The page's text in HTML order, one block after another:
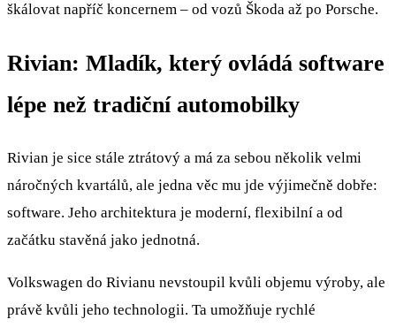
škálovat napříč koncernem – od vozů Škoda až po Porsche.
Rivian: Mladík, který ovládá software
lépe než tradiční automobilky
Rivian je sice stále ztrátový a má za sebou několik velmi
náročných kvartálů, ale jedna věc mu jde výjimečně dobře:
software. Jeho architektura je moderní, flexibilní a od
začátku stavěná jako jednotná.
Volkswagen do Rivianu nevstoupil kvůli objemu výroby, ale
právě kvůli jeho technologii. Ta umožňuje rychlé